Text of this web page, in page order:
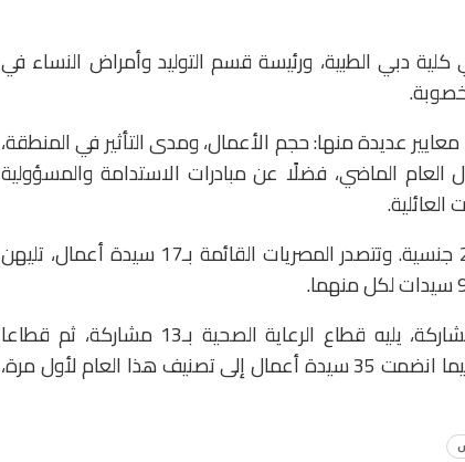
دبي الطبية، ورئيسة قسم التوليد وأمراض النساء في
عديدة منها: حجم الأعمال، ومدى التأثير في المنطقة،
العام الماضي، فضلًا عن مبادرات الاستدامة والمسؤولية
وضمت القائمة 104 سيدات من 27 قطاعًا مختلفًا و28 جنسية. وتتصدر المصريات القائمة بـ17 سيدة أعمال، تليهن
وتصدر قطاع البنوك والخدمات المالية القائمة بـ26 مشاركة، يليه قطاع الرعاية الصحية بـ13 مشاركة، ثم قطاعا
الاستثمار والتكنولوجيا بواقع 6 مشاركات لكل منهما. فيما انضمت 35 سيدة أعمال إلى تصنيف هذا العام لأول مرة،